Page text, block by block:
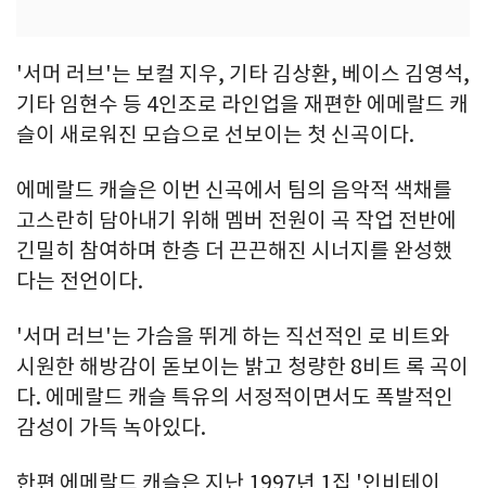
'서머 러브'는 보컬 지우, 기타 김상환, 베이스 김영석,
기타 임현수 등 4인조로 라인업을 재편한 에메랄드 캐
슬이 새로워진 모습으로 선보이는 첫 신곡이다.
에메랄드 캐슬은 이번 신곡에서 팀의 음악적 색채를
고스란히 담아내기 위해 멤버 전원이 곡 작업 전반에
긴밀히 참여하며 한층 더 끈끈해진 시너지를 완성했
다는 전언이다.
'서머 러브'는 가슴을 뛰게 하는 직선적인 로 비트와
시원한 해방감이 돋보이는 밝고 청량한 8비트 록 곡이
다. 에메랄드 캐슬 특유의 서정적이면서도 폭발적인
감성이 가득 녹아있다.